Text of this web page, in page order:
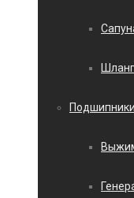
Подшипники